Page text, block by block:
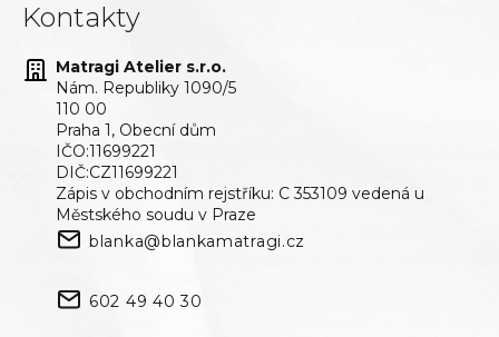
Kontakty
Matragi Atelier s.r.o.
Nám. Republiky 1090/5
110 00
Praha 1, Obecní dům
IČO:11699221
DIČ:CZ11699221
Zápis v obchodním rejstříku: C 353109 vedená u
Městského soudu v Praze
blanka@blankamatragi.cz
602 49 40 30